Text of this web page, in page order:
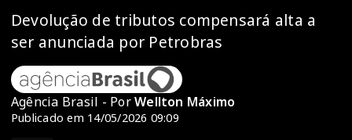
Devolução de tributos compensará alta a
ser anunciada por Petrobras
Agência Brasil - PorWellton Máximo
Publicado em 14/05/2026 09:09